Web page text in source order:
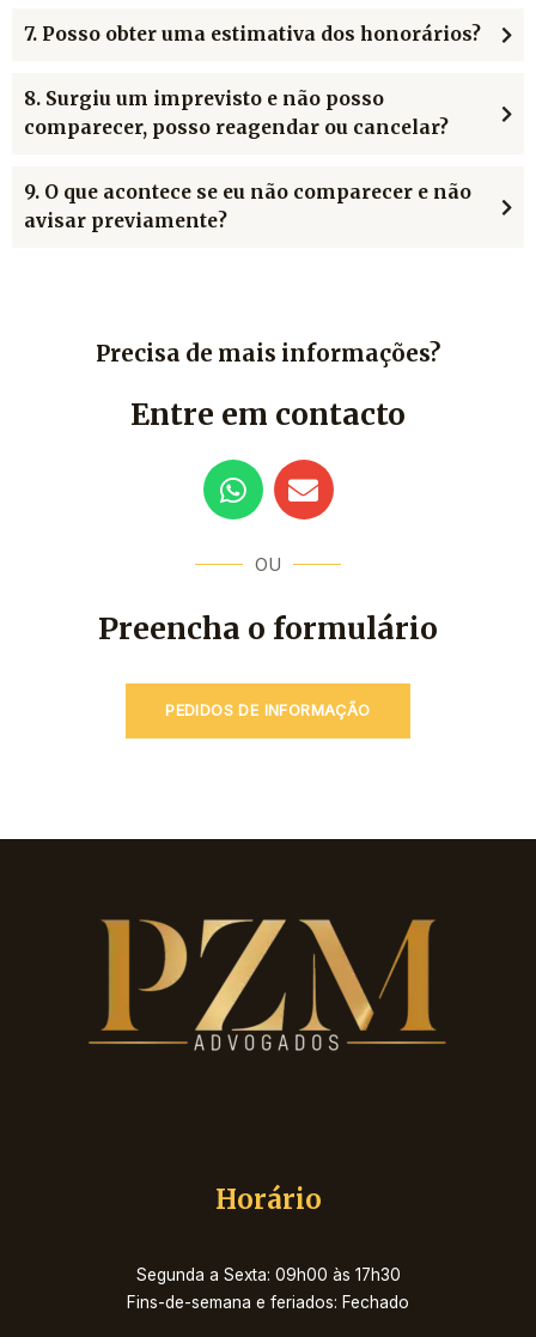
7. Posso obter uma estimativa dos honorários?
8. Surgiu um imprevisto e não posso
comparecer, posso reagendar ou cancelar?
9. O que acontece se eu não comparecer e não
avisar previamente?
Precisa de mais informações?
Entre em contacto
W
h
t
a
p
E
n
e
o
e
OU
Preencha o formulário
PEDIDOS DE INFORMAÇÃO
Horário
Segunda a Sexta: 09h00 às 17h30
Fins-de-semana e feriados: Fechado